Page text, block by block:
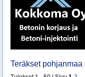
Teräkset pohjanmaa